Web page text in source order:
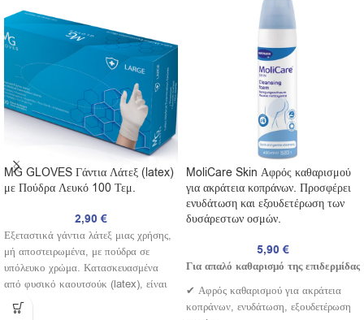
MG GLOVES Γάντια Λάτεξ (latex)
με Πούδρα Λευκό 100 Τεμ.
2,90 €
Εξεταστικά γάντια λάτεξ μιας χρήσης,
μή αποστειρωμένα, με πούδρα σε
υπόλευκο χρώμα. Κατασκευασμένα
από φυσικό καουτσούκ (latex), είναι
ελαστικά και εφαρμόζουν εύκολα στο
χέρι. Είναι πουδραρισμένα με
MoliCare Skin Αφρός καθαρισμού
για ακράτεια κοπράνων. Προσφέρει
ενυδάτωση και εξουδετέρωση των
δυσάρεστων οσμών.
5,90 €
Για απαλό καθαρισμό της επιδερμίδας
✔ Αφρός καθαρισμού για ακράτεια
κοπράνων, ενυδάτωση, εξουδετέρωση